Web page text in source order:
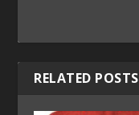
RELATED POSTS